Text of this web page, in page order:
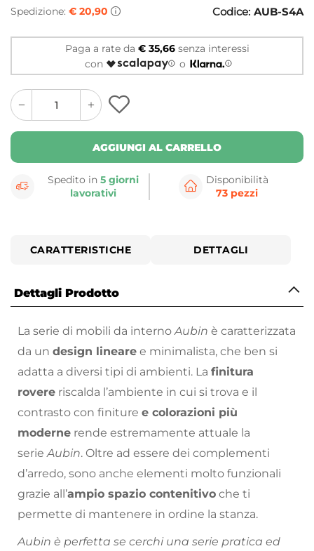
Spedizione: € 20,90 Codice: AUB-S4A
Paga a rate da € 35,66senza interessi
con
o
quantity
button
quantity
minus
button
AGGIUNGI AL CARRELLO
Spedito in5 giorni
lavorativi
Disponibilità
73 pezzi
CARATTERISTICHE DETTAGLI
Dettagli Prodotto
La serie di mobili da internoAubin è caratterizzata
da un design lineare e minimalista, che ben si
adatta a diversi tipi di ambienti. La finitura
rovere riscalda l’ambiente in cui si trova e il
contrasto con finiture e colorazioni più
moderne rende estremamente attuale la
serieAubin. Oltre ad essere dei complementi
d’arredo, sono anche elementi molto funzionali
grazie all’ampio spazio contenitivo che ti
permette di mantenere in ordine la stanza.
Aubin è perfetta se cerchi una serie pratica ed